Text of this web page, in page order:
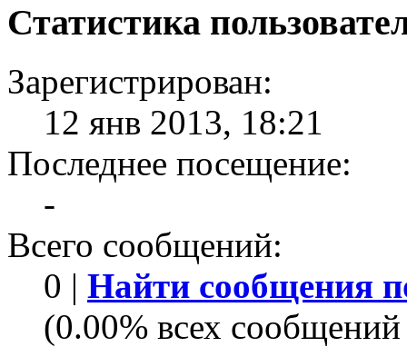
Статистика
Зарегистрирован:
12 янв 2013, 18:21
Последнее посещение:
-
Всего сообщений:
0 | Найти сообщения
(0.00% всех